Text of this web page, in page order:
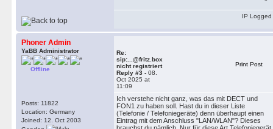
IP Logged
Phoner Admin
YaBB Administrator
Offline
Posts: 11822
Location: Germany
Joined: 12. Oct 2003
Re:
sip:...@fritz.box
nicht registriert
Reply #3 - 08.
Oct 2025 at
11:09
Print Post
Ich verstehe nicht ganz, was das mit DECT und
FON1 zu haben soll. Hast du in dieser Liste
(Telefonie / Telefoniegeräte) denn überhaupt einen
Eintrag mit dem Anschluss "LAN/WLAN"? Dieses